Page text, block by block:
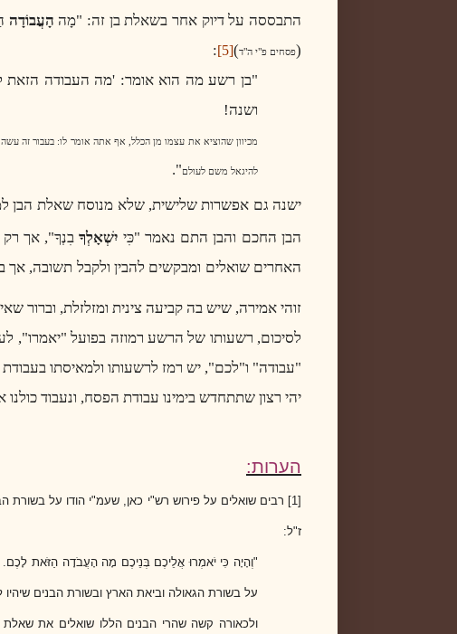
התבססה על דיוק אחר בשאלת בן זה: "מָה הָעֲבוֹדָה
(פסחים פ"י ה"ד)
[5]
:
"בן רשע מה הוא אומר: 'מה העבודה
ושנה!
מכיוון שהוציא את עצמו מן הכלל, אף אתה אומר לו: בעבור זה
להיגאל משם לעולם".
ישנה גם אפשרות שלישית, שלא מנוסח שאלת הבן
הבן החכם והבן התם נאמר "כִּי יִשְׁאָלְךָבִנְךָ", אך
האחרים שואלים ומבקשים להבין ולקבל תשובה,
זוהי אמירה, שיש בה קביעה צינית ומזלזלת,
לסיכום, רשעותו של הרשע רמוזה בפועל "יאמרו",
"עבודה" ו"לכם", יש רמז לרשעותו ולמאיסתו
יהי רצון שתתחדש בימינו עבודת הפסח, ונעבוד
הערות:
[1] רבים שואלים על פירוש רש"י כאן, שעמ"י הודו על
ז"ל:
"וְהָיָה כִּי יֹאמְרוּ אֲלֵיכֶם בְּנֵיכֶם מָה הָעֲבֹדָה הַזֹּאת
על בשורת הגאולה וביאת הארץ ובשורת הבנים שיהיו
ולכאורה קשה שהרי הבנים הללו שואלים את